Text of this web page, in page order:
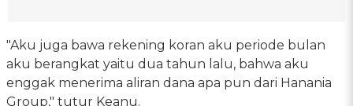
"Aku juga bawa rekening koran aku periode bulan
aku berangkat yaitu dua tahun lalu, bahwa aku
enggak menerima aliran dana apa pun dari Hanania
Group," tutur Keanu.